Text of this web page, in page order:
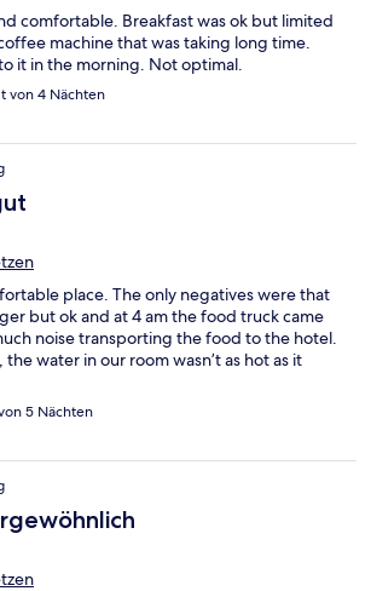
comfortable. Breakfast was ok but limited
machine that was taking long time.
it in the morning. Not optimal.
von 4 Nächten
place. The only negatives were that
but ok and at 4 am the food truck came
noise transporting the food to the hotel.
water in our room wasn’t as hot as it
5 Nächten